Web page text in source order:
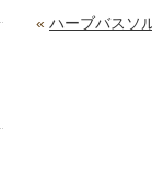
« ハーブバスソ